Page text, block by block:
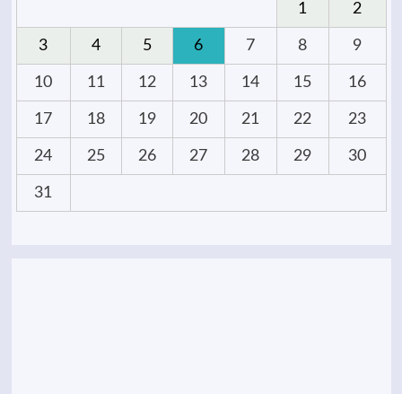
1 2
3 4 5 6 7 8 9
10 11 12 13 14 15 16
17 18 19 20 21 22 23
24 25 26 27 28 29 30
31